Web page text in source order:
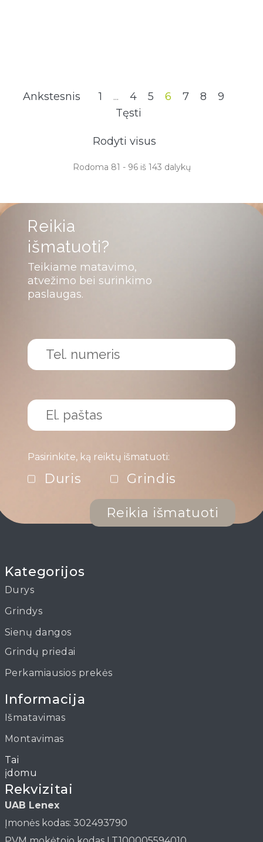
Ankstesnis 1 ... 4 5 6 7 8
9
Tęsti
Rodyti visus
Rodoma 81 - 96 iš 143 dalykų
Reikia
išmatuoti?
Teikiame matavimo,
atvežimo bei surinkimo
paslaugas.
Pasirinkite, ką reiktų išmatuoti:
Duris Grindis
Reikia išmatuoti
Kategorijos
Durys
Grindys
Sienų dangos
Grindų priedai
Perkamiausios prekės
Informacija
Išmatavimas
Montavimas
Straipsniai
Rekvizitai
UAB Lenex
Įmonės kodas: 302493790